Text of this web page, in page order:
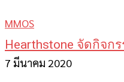
MMOS
Hearthstone จัดกิจก
7 มีนาคม 2020